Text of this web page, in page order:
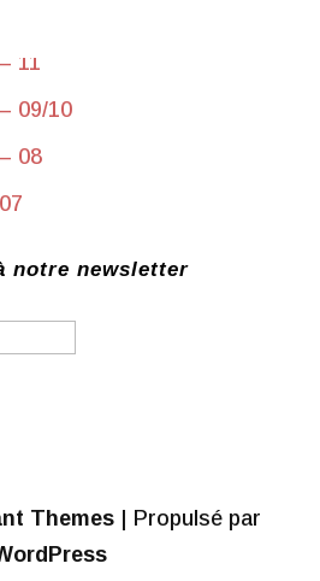
11
09/10
08
notre newsletter
Themes | Propulsé par